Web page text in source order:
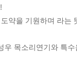
약을 기원하며 라는
목소리연기와 특